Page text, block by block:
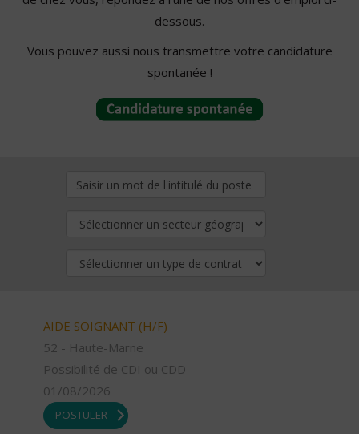
dessous.
Vous pouvez aussi nous transmettre votre candidature
spontanée !
AIDE SOIGNANT (H/F)
52 - Haute-Marne
Possibilité de CDI ou CDD
01/08/2026
POSTULER